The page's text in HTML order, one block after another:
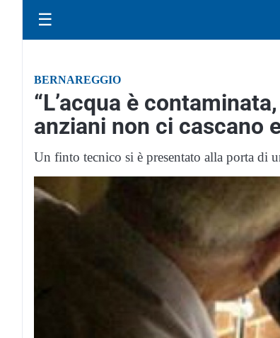
☰
BERNAREGGIO
“L’acqua è
anziani non ci cascano
Un finto tecnico si è presentato alla porta di